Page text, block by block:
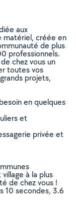
aux
matériel, créée en
de plus
professionnels.
chez vous un
toutes vos
projets,
en quelques
et
privée et
à la plus
de chez vous !
10 secondes, 3.6